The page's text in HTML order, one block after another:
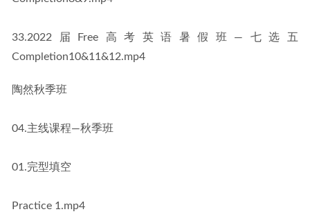
33.2022届Free高考英语暑假班—七选五
Completion10&11&12.mp4
陶然秋季班
04.主线课程—秋季班
01.完型填空
Practice 1.mp4